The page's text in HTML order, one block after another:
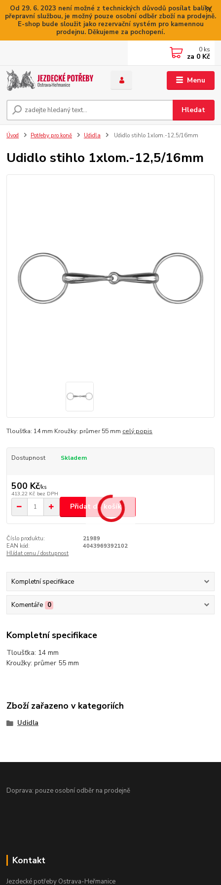
Od 29. 6. 2023 není možné z technických důvodů posílat balíky
přepravní službou, je možný pouze osobní odběr zboží na prodejně.
E-shop bude sloužit jako rezervační systém pro kamennou
prodejnu. Děkujeme za pochopení.
Menu
Hledat
0 ks
za 0 Kč
Úvod Potřeby pro koně Udidla Udidlo stihlo 1xlom.-12,5/16mm
Udidlo stihlo 1xlom.-12,5/16mm
Tloušťka: 14 mm Kroužky: průmer 55 mm celý popis
Dostupnost Skladem
500 Kč/ks
413,22 Kč bez DPH
Přidat do košíku
Číslo produktu:
21989
EAN kód:
4043969392102
Hlídat cenu / dostupnost
Kompletní specifikace
Komentáře 0
Kompletní specifikace
Tloušťka: 14 mm
Kroužky: průmer 55 mm
Zboží zařazeno v kategoriích
Udidla
Doprava: pouze osobní odběr na prodejně
Kontakt
Jezdecké potřeby Ostrava-Heřmanice